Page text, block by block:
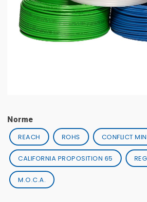
Norme
REACH
ROHS CONFLICT
CALIFORNIA PROPOSITION 65
M.O.C.A.